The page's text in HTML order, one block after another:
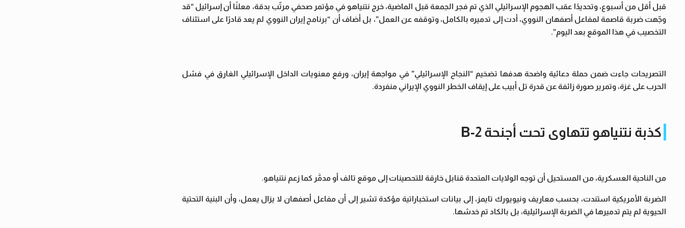
قبل أقل من أسبوع، وتحديدًا عقب الهجوم الإسرائيلي الذي تم فجر الجمعة قبل الماضية، خرج نتنياهو في مؤتمر صحفي مرتّب بدقة، معلنًا أن إسرائيل “قد
وجّهت ضربة قاصمة لمفاعل أصفهان النووي، أدت إلى تدميره بالكامل، وتوقفه عن العمل”، بل أضاف أن “برنامج إيران النووي لم يعد قادرًا على استئناف
التخصيب في هذا الموقع بعد اليوم”.
التصريحات جاءت ضمن حملة دعائية واضحة هدفها تضخيم “النجاح الإسرائيلي” في مواجهة إيران، ورفع معنويات الداخل الإسرائيلي الغارق في فشل
الحرب على غزة، وتمرير صورة زائفة عن قدرة تل أبيب على إيقاف الخطر النووي الإيراني منفردة.
كذبة نتنياهو تتهاوى تحت أجنحة B-2
من الناحية العسكرية، من المستحيل أن توجه الولايات المتحدة قنابل خارقة للتحصينات إلى موقع تالف أو مدمَّر كما زعم نتنياهو.
الضربة الأمريكية استندت، بحسب معاريف ونيويورك تايمز، إلى بيانات استخباراتية مؤكدة تشير إلى أن مفاعل أصفهان لا يزال يعمل، وأن البنية التحتية
الحيوية لم يتم تدميرها في الضربة الإسرائيلية، بل بالكاد تم خدشها.